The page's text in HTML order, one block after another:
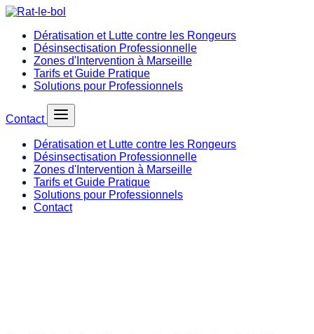
Dératisation et Lutte contre les Rongeurs
Désinsectisation Professionnelle
Zones d'Intervention à Marseille
Tarifs et Guide Pratique
Solutions pour Professionnels
Contact
Dératisation et Lutte contre les Rongeurs
Désinsectisation Professionnelle
Zones d'Intervention à Marseille
Tarifs et Guide Pratique
Solutions pour Professionnels
Contact